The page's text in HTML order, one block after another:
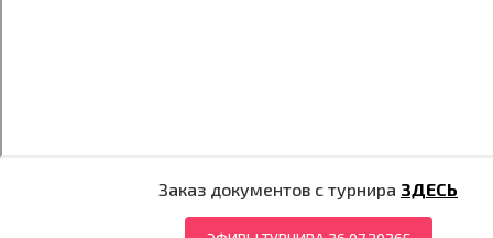
Заказ документов с турнира ЗДЕСЬ